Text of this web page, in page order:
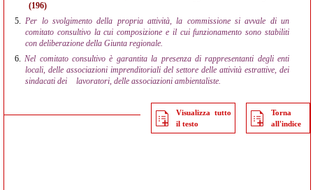
(196)
5. Per lo svolgimento della propria attività, la commissione si avvale di un
comitato consultivo la cui composizione e il cui funzionamento sono stabiliti
con deliberazione della Giunta regionale.
6. Nel comitato consultivo è garantita la presenza di rappresentanti degli enti
locali, delle associazioni imprenditoriali del settore delle attività estrattive, dei
sindacati dei
lavoratori, delle associazioni ambientaliste.
Visualizza tutto
il testo
Torna
all'indice